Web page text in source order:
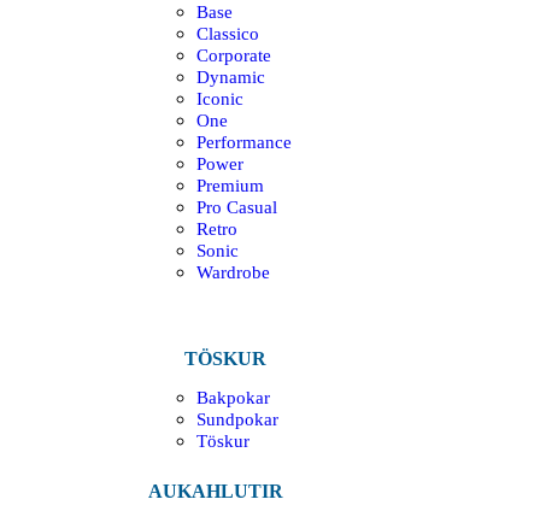
Base
Classico
Corporate
Dynamic
Iconic
One
Performance
Power
Premium
Pro Casual
Retro
Sonic
Wardrobe
TÖSKUR
Bakpokar
Sundpokar
Töskur
AUKAHLUTIR